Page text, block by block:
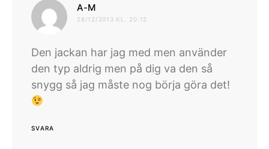
A-Mskriver:
28/12/2013 KL. 20:12
Den jackan har jag med men använder
den typ aldrig men på dig va den så
snygg så jag måste nog börja göra det!
SVARA